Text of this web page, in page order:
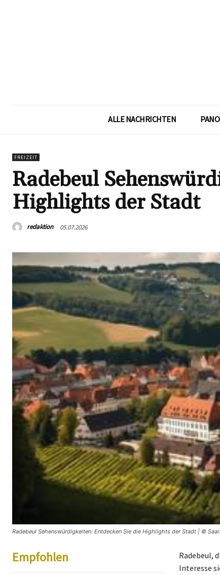
ALLE NACHRICHTEN
FREIZEIT
Radebeul
Highlights der Stadt
redaktion 05.07.2026
Radebeul Sehenswürdigkeiten: Entdecken Sie die Highlights der Stadt | ©
Empfohlen
Radebeul,
Interesse